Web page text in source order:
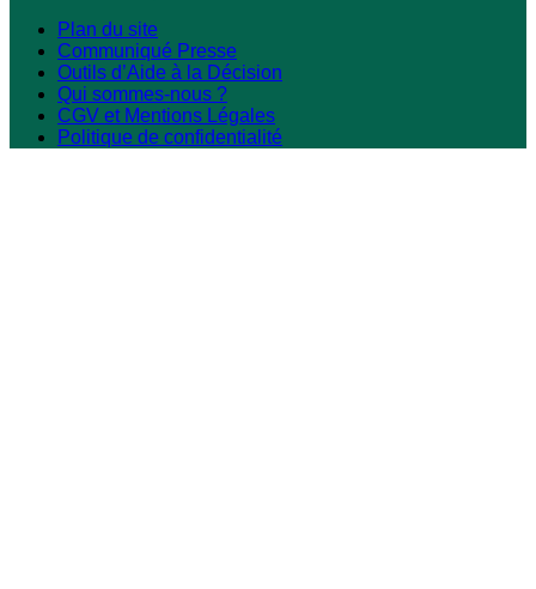
Plan du site
Communiqué Presse
Outils d’Aide à la Décision
Qui sommes-nous ?
CGV et Mentions Légales
Politique de confidentialité